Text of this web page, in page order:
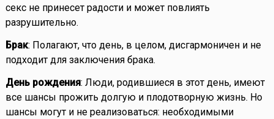
секс не принесет радости и может повлиять
разрушительно.
Брак: Полагают, что день, в целом, дисгармоничен и не
подходит для заключения брака.
День рождения: Люди, родившиеся в этот день, имеют
все шансы прожить долгую и плодотворную жизнь. Но
шансы могут и не реализоваться: необходимыми